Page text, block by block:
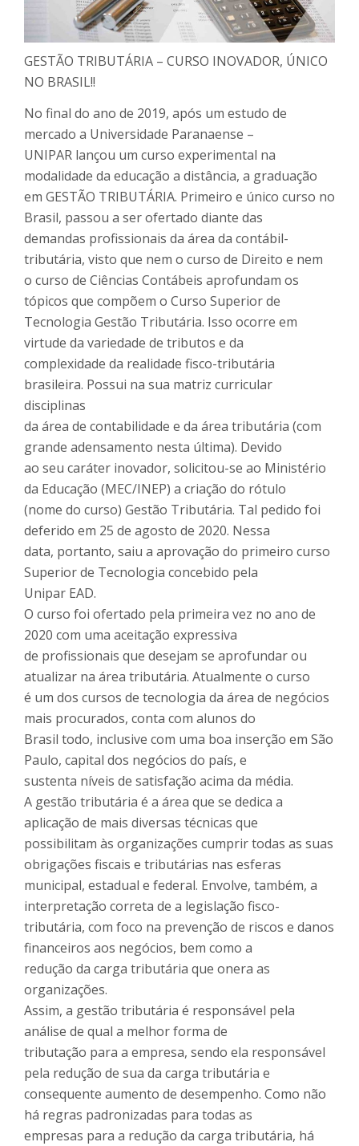
GESTÃO TRIBUTÁRIA – CURSO INOVADOR, ÚNICO
NO BRASIL!!
No final do ano de 2019, após um estudo de
mercado a Universidade Paranaense –
UNIPAR lançou um curso experimental na
modalidade da educação a distância, a graduação
em GESTÃO TRIBUTÁRIA. Primeiro e único curso no
Brasil, passou a ser ofertado diante das
demandas profissionais da área da contábil-
tributária, visto que nem o curso de Direito e nem
o curso de Ciências Contábeis aprofundam os
tópicos que compõem o Curso Superior de
Tecnologia Gestão Tributária. Isso ocorre em
virtude da variedade de tributos e da
complexidade da realidade fisco-tributária
brasileira. Possui na sua matriz curricular
disciplinas
da área de contabilidade e da área tributária (com
grande adensamento nesta última). Devido
ao seu caráter inovador, solicitou-se ao Ministério
da Educação (MEC/INEP) a criação do rótulo
(nome do curso) Gestão Tributária. Tal pedido foi
deferido em 25 de agosto de 2020. Nessa
data, portanto, saiu a aprovação do primeiro curso
Superior de Tecnologia concebido pela
Unipar EAD.
O curso foi ofertado pela primeira vez no ano de
2020 com uma aceitação expressiva
de profissionais que desejam se aprofundar ou
atualizar na área tributária. Atualmente o curso
é um dos cursos de tecnologia da área de negócios
mais procurados, conta com alunos do
Brasil todo, inclusive com uma boa inserção em São
Paulo, capital dos negócios do país, e
sustenta níveis de satisfação acima da média.
A gestão tributária é a área que se dedica a
aplicação de mais diversas técnicas que
possibilitam às organizações cumprir todas as suas
obrigações fiscais e tributárias nas esferas
municipal, estadual e federal. Envolve, também, a
interpretação correta de a legislação fisco-
tributária, com foco na prevenção de riscos e danos
financeiros aos negócios, bem como a
redução da carga tributária que onera as
organizações.
Assim, a gestão tributária é responsável pela
análise de qual a melhor forma de
tributação para a empresa, sendo ela responsável
pela redução de sua da carga tributária e
consequente aumento de desempenho. Como não
há regras padronizadas para todas as
empresas para a redução da carga tributária, há